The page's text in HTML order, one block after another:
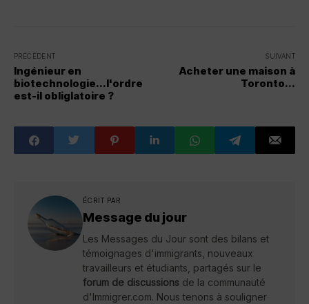
PRÉCÉDENT
Ingénieur en
biotechnologie...l'ordre
est-il obliglatoire ?
SUIVANT
Acheter une maison à
Toronto...
ÉCRIT PAR
Message du jour
Les Messages du Jour sont des bilans et
témoignages d'immigrants, nouveaux
travailleurs et étudiants, partagés sur le
forum de discussions de la communauté
d'Immigrer.com. Nous tenons à souligner